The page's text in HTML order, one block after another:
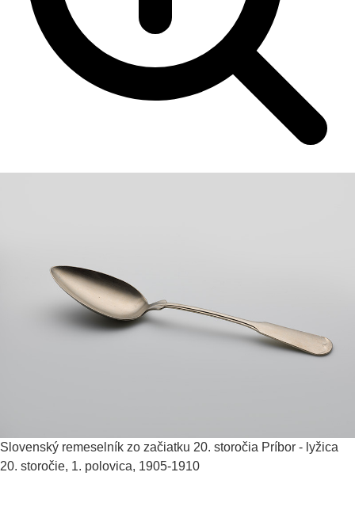
Slovenský remeselník zo začiatku 20. storočia Príbor - lyžica
20. storočie, 1. polovica, 1905-1910